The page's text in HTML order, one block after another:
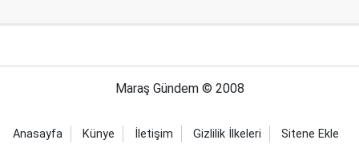
Maraş Gündem © 2008
Anasayfa Künye İletişim Gizlilik İlkeleri Sitene Ekle